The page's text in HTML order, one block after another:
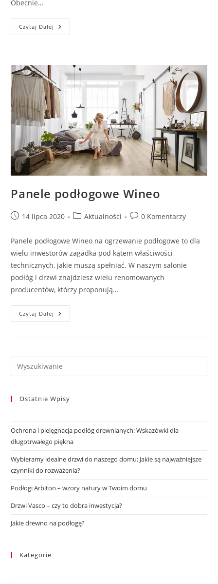
Obecnie…
Czytaj Dalej Podkład
Pod
Panele podłogowe Wineo
Post14 lipca 2020
PostAktualności
Post0 Komentarzy
Panele podłogowe Wineo na ogrzewanie podłogowe to dla
wielu inwestorów zagadka pod kątem właściwości
technicznych, jakie muszą spełniać. W naszym salonie
podłóg i drzwi znajdziesz wielu renomowanych
producentów, którzy proponują…
Czytaj Dalej Panele
Podłogowe
Ostatnie Wpisy
Ochrona i pielęgnacja podłóg drewnianych: Wskazówki dla
długotrwałego piękna
Wybieramy idealne drzwi do naszego domu: Jakie są najważniejsze
czynniki do rozważenia?
Podłogi Arbiton – wzory natury w Twoim domu
Drzwi Vasco – czy to dobra inwestycja?
Jakie drewno na podłogę?
Kategorie